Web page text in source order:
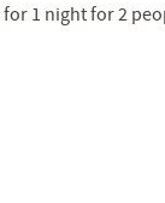
1 night for 2